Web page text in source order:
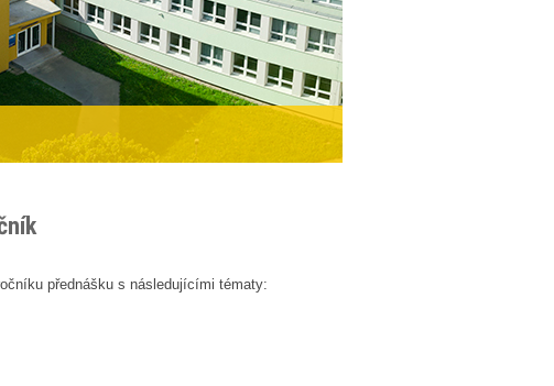
přednášku s následujícími tématy: